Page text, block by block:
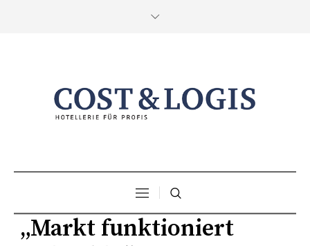
„Markt funktioniert